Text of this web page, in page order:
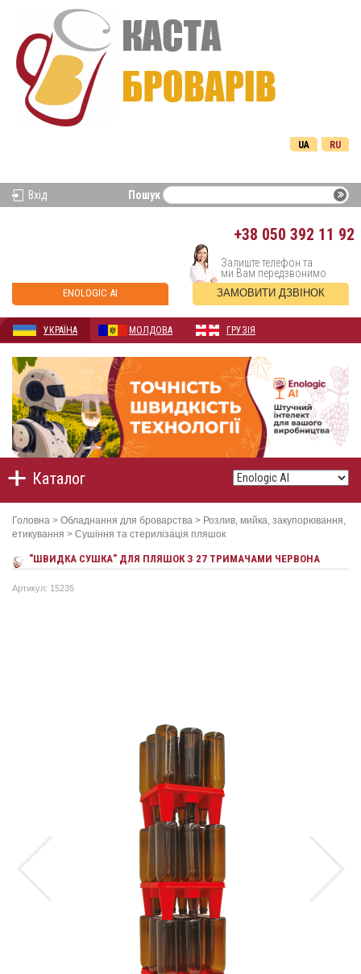
RU
UA
Вхід Пошук
+38 050 392 11 92
ENOLOGIC AI
Залиште телефон та
ми Вам передзвонимо
ЗАМОВИТИ ДЗВІНОК
УКРАЇНА МОЛДОВА ГРУЗІЯ
Каталог
Головна > Обладнання для броварства > Розлив, мийка, закупорювання,
етикування > Сушіння та стерилізація пляшок
"ШВИДКА СУШКА" ДЛЯ ПЛЯШОК З 27 ТРИМАЧАМИ ЧЕРВОНА
Артикул: 15235